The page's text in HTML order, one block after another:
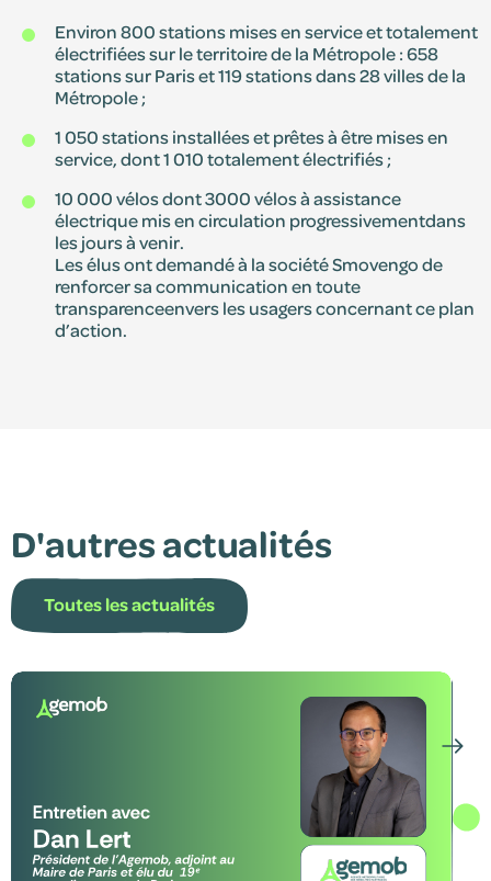
Environ 800 stations mises en service et totalement
électrifiées sur le territoire de la Métropole : 658
stations sur Paris et 119 stations dans 28 villes de la
Métropole ;
1 050 stations installées et prêtes à être mises en
service, dont 1 010 totalement électrifiés ;
10 000 vélos dont 3000 vélos à assistance
électrique mis en circulation progressivementdans
les jours à venir.
Les élus ont demandé à la société Smovengo de
renforcer sa communication en toute
transparenceenvers les usagers concernant ce plan
d’action.
D'autres actualités
Toutes les actualités